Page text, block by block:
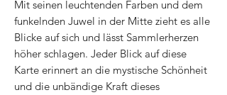
Mit seinen leuchtenden Farben und dem
funkelnden Juwel in der Mitte zieht es alle
Blicke auf sich und lässt Sammlerherzen
höher schlagen. Jeder Blick auf diese
Karte erinnert an die mystische Schönheit
und die unbändige Kraft dieses